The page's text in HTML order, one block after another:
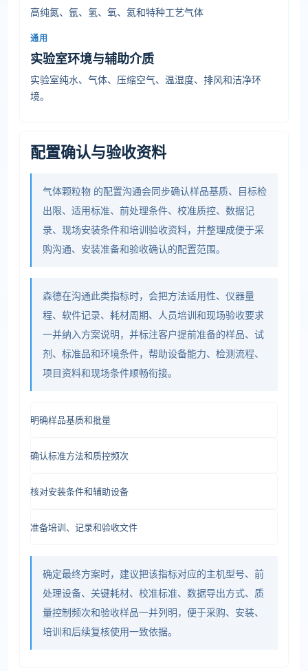
高纯氮、氩、氢、氧、氦和特种工艺气体
通用
实验室环境与辅助介质
实验室纯水、气体、压缩空气、温湿度、排风和洁净环
境。
配置确认与验收资料
气体颗粒物 的配置沟通会同步确认样品基质、目标检
出限、适用标准、前处理条件、校准质控、数据记
录、现场安装条件和培训验收资料，并整理成便于采
购沟通、安装准备和验收确认的配置范围。
森德在沟通此类指标时，会把方法适用性、仪器量
程、软件记录、耗材周期、人员培训和现场验收要求
一并纳入方案说明，并标注客户提前准备的样品、试
剂、标准品和环境条件，帮助设备能力、检测流程、
项目资料和现场条件顺畅衔接。
明确样品基质和批量
确认标准方法和质控频次
核对安装条件和辅助设备
准备培训、记录和验收文件
确定最终方案时，建议把该指标对应的主机型号、前
处理设备、关键耗材、校准标准、数据导出方式、质
量控制频次和验收样品一并列明，便于采购、安装、
培训和后续复核使用一致依据。